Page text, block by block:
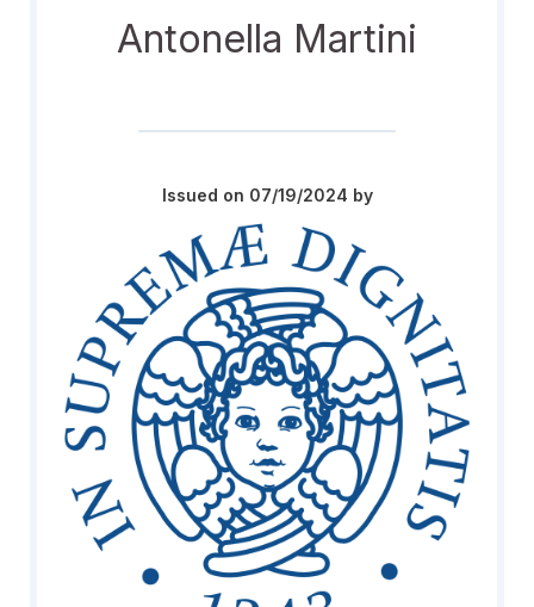
Antonella Martini
Issued on 07/19/2024 by